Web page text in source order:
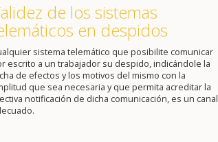
de los sistemas
en despidos
sistema telemático que posibilite comunicar
escrito a un trabajador su despido, indicándole la
de efectos y los motivos del mismo con la
que sea necesaria y que permita acreditar la
notificación de dicha comunicación, es un canal